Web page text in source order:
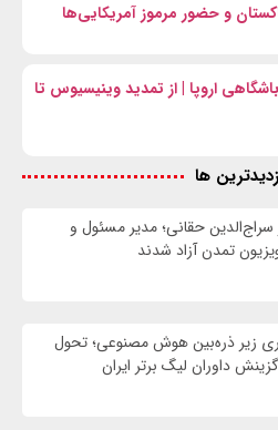
و حضور مرموز آمریکایی‌ها
اروپا | از تمدید وینیسیوس تا
ها
سراج‌الدین حقانی؛ مدیر مسئول و
تمدن آزاد شدند
زیر ذره‌بین هوش مصنوعی؛ تحول
داوران لیگ برتر ایران